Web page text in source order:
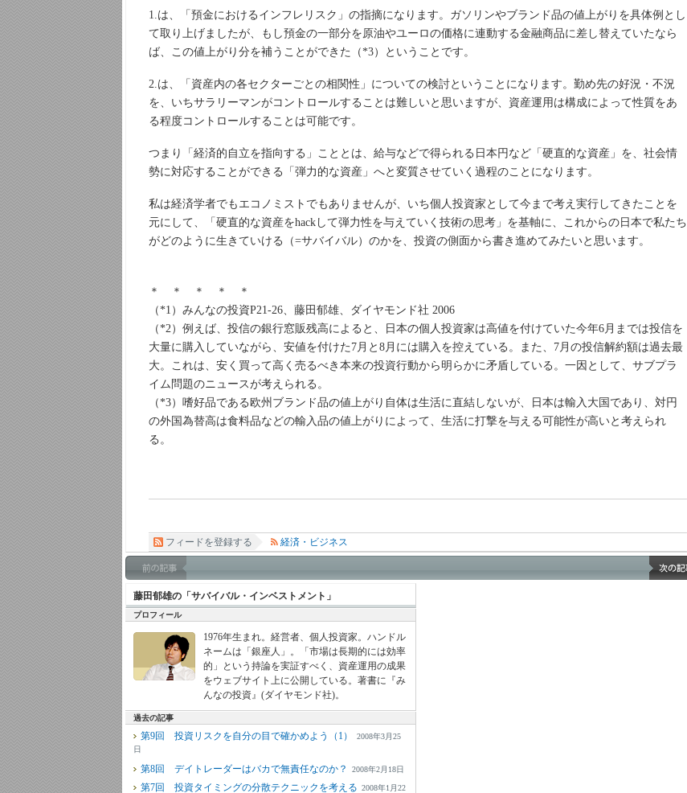
1.は、「預金におけるインフレリスク」の指摘になります。ガソリンやブランド品の値上がりを具体例とし
て取り上げましたが、もし預金の一部分を原油やユーロの価格に連動する金融商品に差し替えていたなら
ば、この値上がり分を補うことができた（*3）ということです。
2.は、「資産内の各セクターごとの相関性」についての検討ということになります。勤め先の好況・不況
を、いちサラリーマンがコントロールすることは難しいと思いますが、資産運用は構成によって性質をあ
る程度コントロールすることは可能です。
つまり「経済的自立を指向する」こととは、給与などで得られる日本円など「硬直的な資産」を、社会情
勢に対応することができる「弾力的な資産」へと変質させていく過程のことになります。
私は経済学者でもエコノミストでもありませんが、いち個人投資家として今まで考え実行してきたことを
元にして、「硬直的な資産をhackして弾力性を与えていく技術の思考」を基軸に、これからの日本で私たち
がどのように生きていける（=サバイバル）のかを、投資の側面から書き進めてみたいと思います。
＊ ＊ ＊ ＊ ＊
（*1）みんなの投資P21-26、藤田郁雄、ダイヤモンド社 2006
（*2）例えば、投信の銀行窓販残高によると、日本の個人投資家は高値を付けていた今年6月までは投信を
大量に購入していながら、安値を付けた7月と8月には購入を控えている。また、7月の投信解約額は過去最
大。これは、安く買って高く売るべき本来の投資行動から明らかに矛盾している。一因として、サブプラ
イム問題のニュースが考えられる。
（*3）嗜好品である欧州ブランド品の値上がり自体は生活に直結しないが、日本は輸入大国であり、対円
の外国為替高は食料品などの輸入品の値上がりによって、生活に打撃を与える可能性が高いと考えられ
る。
フィードを登録する 経済・ビジネス
藤田郁雄の「サバイバル・インベストメント」
プロフィール
1976年生まれ。経営者、個人投資家。ハンドル
ネームは「銀座人」。「市場は長期的には効率
的」という持論を実証すべく、資産運用の成果
をウェブサイト上に公開している。著書に『み
んなの投資』(ダイヤモンド社)。
過去の記事
第9回 投資リスクを自分の目で確かめよう（1） 2008年3月25
日
第8回 デイトレーダーはバカで無責任なのか？
2008年2月18日
第7回 投資タイミングの分散テクニックを考える 2008年1月22